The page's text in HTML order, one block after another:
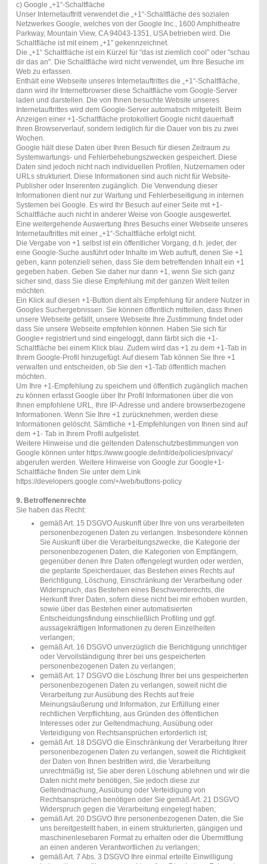
c) Google „+1“-Schaltfläche
Unser Internetauftritt verwendet die „+1“-Schaltfläche des sozialen
Netzwerkes Google, welches von der Google Inc., 1600 Amphitheatre
Parkway, Mountain View, CA 94043-1351, USA betrieben wird. Die
Schaltfläche ist mit einem „+1" gekennzeichnet.
Die „+1“ Schaltfläche ist ein Kürzel für "das ist ziemlich cool" oder "schau
dir das an". Die Schaltfläche wird nicht verwendet, um Ihre Besuche im
Web zu erfassen.
Enthält eine Webseite unseres Internetauftrittes die „+1“-Schaltfläche,
dann wird ihr Internetbrowser diese Schaltfläche vom Google-Server
laden und darstellen. Die von Ihnen besuchte Website unseres
Internetauftrittes wird dem Google-Server automatisch mitgeteilt. Beim
Anzeigen einer +1-Schaltfläche protokolliert Google nicht dauerhaft
Ihren Browserverlauf, sondern lediglich für die Dauer von bis zu zwei
Wochen.
Google hält diese Daten über Ihren Besuch für diesen Zeitraum zu
Systemwartungs- und Fehlerbehebungszwecken gespeichert. Diese
Daten sind jedoch nicht nach individuellen Profilen, Nutzernamen oder
URLs strukturiert. Diese Informationen sind auch nicht für Website-
Publisher oder Inserenten zugänglich. Die Verwendung dieser
Informationen dient nur zur Wartung und Fehlerbeseitigung in internen
Systemen bei Google. Es wird Ihr Besuch auf einer Seite mit +1-
Schaltfläche auch nicht in anderer Weise von Google ausgewertet.
Eine weitergehende Auswertung Ihres Besuchs einer Webseite unseres
Internetauftrittes mit einer „+1“-Schaltfläche erfolgt nicht.
Die Vergabe von +1 selbst ist ein öffentlicher Vorgang, d.h. jeder, der
eine Google-Suche ausführt oder Inhalte im Web aufruft, denen Sie +1
geben, kann potenziell sehen, dass Sie dem betreffenden Inhalt ein +1
gegeben haben. Geben Sie daher nur dann +1, wenn Sie sich ganz
sicher sind, dass Sie diese Empfehlung mit der ganzen Welt teilen
möchten.
Ein Klick auf diesen +1-Button dient als Empfehlung für andere Nutzer in
Googles Suchergebnissen. Sie können öffentlich mitteilen, dass Ihnen
unsere Webseite gefällt, unsere Webseite Ihre Zustimmung findet oder
dass Sie unsere Webseite empfehlen können. Haben Sie sich für
Google+ registriert und sind eingeloggt, dann färbt sich die +1-
Schaltfläche bei einem Klick blau. Zudem wird das +1 zu dem +1-Tab in
Ihrem Google-Profil hinzugefügt. Auf diesem Tab können Sie Ihre +1
verwalten und entscheiden, ob Sie den +1-Tab öffentlich machen
möchten.
Um Ihre +1-Empfehlung zu speichern und öffentlich zugänglich machen
zu können erfasst Google über Ihr Profil Informationen über die von
Ihnen empfohlene URL, Ihre IP-Adresse und andere browserbezogene
Informationen. Wenn Sie Ihre +1 zurücknehmen, werden diese
Informationen gelöscht. Sämtliche +1-Empfehlungen von Ihnen sind auf
dem +1- Tab in Ihrem Profil aufgelistet.
Weitere Hinweise und die geltenden Datenschutzbestimmungen von
Google können unter https://www.google.de/intl/de/policies/privacy/
abgerufen werden. Weitere Hinweise von Google zur Google+1-
Schaltfläche finden Sie unter dem Link
https://developers.google.com/+/web/buttons-policy
9. Betroffenenrechte
Sie haben das Recht:
gemäß Art. 15 DSGVO Auskunft über Ihre von uns verarbeiteten
personenbezogenen Daten zu verlangen. Insbesondere können
Sie Auskunft über die Verarbeitungszwecke, die Kategorie der
personenbezogenen Daten, die Kategorien von Empfängern,
gegenüber denen Ihre Daten offengelegt wurden oder werden,
die geplante Speicherdauer, das Bestehen eines Rechts auf
Berichtigung, Löschung, Einschränkung der Verarbeitung oder
Widerspruch, das Bestehen eines Beschwerderechts, die
Herkunft Ihrer Daten, sofern diese nicht bei mir erhoben wurden,
sowie über das Bestehen einer automatisierten
Entscheidungsfindung einschließlich Profiling und ggf.
aussagekräftigen Informationen zu deren Einzelheiten
verlangen;
gemäß Art. 16 DSGVO unverzüglich die Berichtigung unrichtiger
oder Vervollständigung Ihrer bei uns gespeicherten
personenbezogenen Daten zu verlangen;
gemäß Art. 17 DSGVO die Löschung Ihrer bei uns gespeicherten
personenbezogenen Daten zu verlangen, soweit nicht die
Verarbeitung zur Ausübung des Rechts auf freie
Meinungsäußerung und Information, zur Erfüllung einer
rechtlichen Verpflichtung, aus Gründen des öffentlichen
Interesses oder zur Geltendmachung, Ausübung oder
Verteidigung von Rechtsansprüchen erforderlich ist;
gemäß Art. 18 DSGVO die Einschränkung der Verarbeitung Ihrer
personenbezogenen Daten zu verlangen, soweit die Richtigkeit
der Daten von Ihnen bestritten wird, die Verarbeitung
unrechtmäßig ist, Sie aber deren Löschung ablehnen und wir die
Daten nicht mehr benötigen, Sie jedoch diese zur
Geltendmachung, Ausübung oder Verteidigung von
Rechtsansprüchen benötigen oder Sie gemäß Art. 21 DSGVO
Widerspruch gegen die Verarbeitung eingelegt haben;
gemäß Art. 20 DSGVO Ihre personenbezogenen Daten, die Sie
uns bereitgestellt haben, in einem strukturierten, gängigen und
maschinenlesebaren Format zu erhalten oder die Übermittlung
an einen anderen Verantwortlichen zu verlangen;
gemäß Art. 7 Abs. 3 DSGVO Ihre einmal erteilte Einwilligung